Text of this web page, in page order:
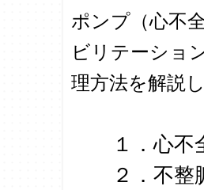
ポンプ（心不
ビリテーショ
理方法を解説
１．心不
２．不整